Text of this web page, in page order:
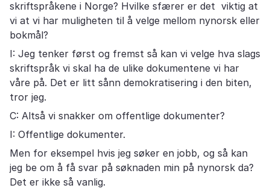
skriftspråkene i Norge? Hvilke sfærer er det viktig at
vi at vi har muligheten til å velge mellom nynorsk eller
bokmål?
I: Jeg tenker først og fremst så kan vi velge hva slags
skriftspråk vi skal ha de ulike dokumentene vi har
våre på. Det er litt sånn demokratisering i den biten,
tror jeg.
C: Altså vi snakker om offentlige dokumenter?
I: Offentlige dokumenter.
Men for eksempel hvis jeg søker en jobb, og så kan
jeg be om å få svar på søknaden min på nynorsk da?
Det er ikke så vanlig.